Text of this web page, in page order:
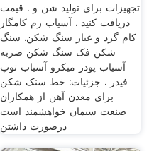
تجهیزات برای تولید شن و . قیمت
دریافت کنید . آسیاب رم کامگار
کام گرد و غبار سنگ شکن. سنگ
شکن فک سنگ شکن ضربه
آسیاب پودر میکرو آسیاب توپ
فیدر . جزئیات: خط سنک شکن
برای معدن آهن از همکاران
صنعت سیمان خواهشمند است
درصورت داشتن